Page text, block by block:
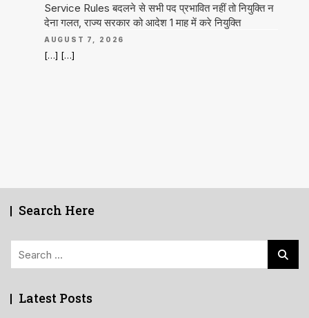
Service Rules बदलने से सभी पद प्रभावित नहीं तो नियुक्ति न
देना गलत, राज्य सरकार को आदेश 1 माह में करे नियुक्ति
AUGUST 7, 2026
[…] […]
Search Here
Latest Posts